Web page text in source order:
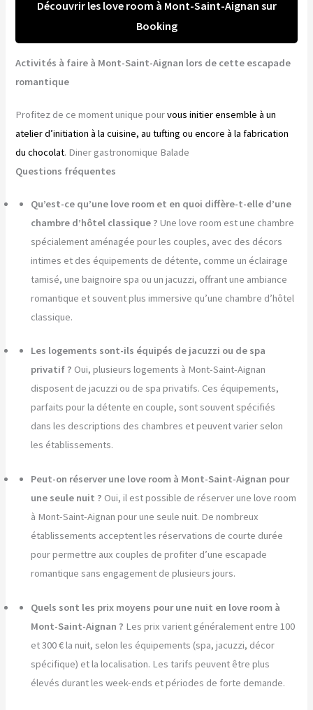
Découvrir les love room à Mont-Saint-Aignan sur
Booking
Activités à faire à Mont-Saint-Aignan lors de cette escapade
romantique
Profitez de ce moment unique pourvous initier ensemble à un
atelier d’initiation à la cuisine, au tufting ou encore à la fabrication
du chocolat. Diner gastronomique Balade
Questions fréquentes
Qu’est-ce qu’une love room et en quoi diffère-t-elle d’une
chambre d’hôtel classique ? Une love room est une chambre
spécialement aménagée pour les couples, avec des décors
intimes et des équipements de détente, comme un éclairage
tamisé, une baignoire spa ou un jacuzzi, offrant une ambiance
romantique et souvent plus immersive qu’une chambre d’hôtel
classique.
Les logements sont-ils équipés de jacuzzi ou de spa
privatif ? Oui, plusieurs logements à Mont-Saint-Aignan
disposent de jacuzzi ou de spa privatifs. Ces équipements,
parfaits pour la détente en couple, sont souvent spécifiés
dans les descriptions des chambres et peuvent varier selon
les établissements.
Peut-on réserver une love room à Mont-Saint-Aignan pour
une seule nuit ? Oui, il est possible de réserver une love room
à Mont-Saint-Aignan pour une seule nuit. De nombreux
établissements acceptent les réservations de courte durée
pour permettre aux couples de profiter d’une escapade
romantique sans engagement de plusieurs jours.
Quels sont les prix moyens pour une nuit en love room à
Mont-Saint-Aignan ? Les prix varient généralement entre 100
et 300 € la nuit, selon les équipements (spa, jacuzzi, décor
spécifique) et la localisation. Les tarifs peuvent être plus
élevés durant les week-ends et périodes de forte demande.